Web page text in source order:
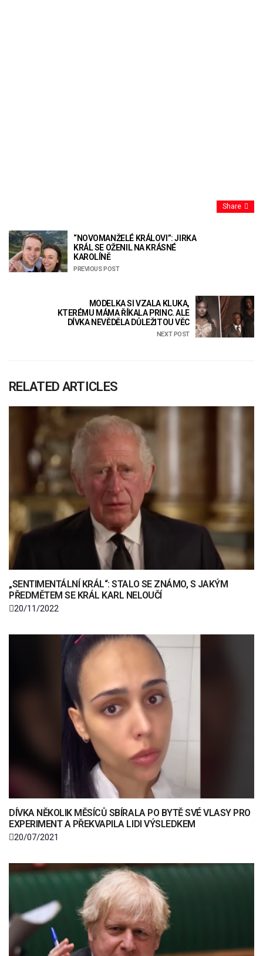
Share
“NOVOMANŽELÉ KRÁLOVI”: JIRKA
KRÁL SE OŽENIL NA KRÁSNÉ
KAROLÍNĚ
PREVIOUS POST
MODELKA SI VZALA KLUKA,
KTERÉMU MÁMA ŘÍKALA PRINC. ALE
DÍVKA NEVĚDĚLA DŮLEŽITOU VĚC
NEXT POST
RELATED ARTICLES
„SENTIMENTÁLNÍ KRÁL“: STALO SE ZNÁMO, S JAKÝM
PŘEDMĚTEM SE KRÁL KARL NELOUČÍ
20/11/2022
DÍVKA NĚKOLIK MĚSÍCŮ SBÍRALA PO BYTĚ SVÉ VLASY PRO
EXPERIMENT A PŘEKVAPILA LIDI VÝSLEDKEM
20/07/2021